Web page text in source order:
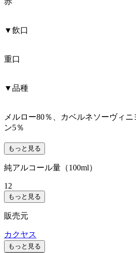
▼飲口
重口
▼品種
メルロー80％、カベルネソーヴィ
ン5％
もっと見る
純アルコール量（100ml）
12
もっと見る
販売元
カクヤス
もっと見る